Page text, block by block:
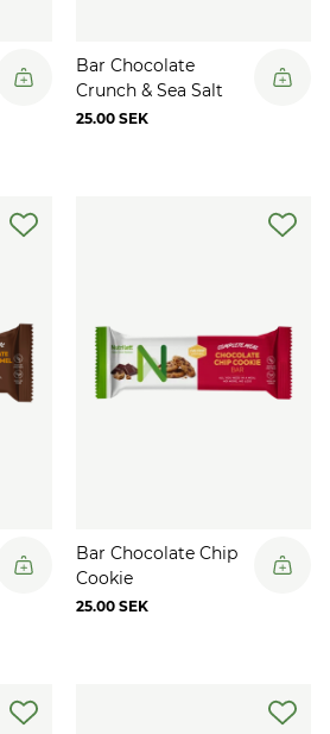
Bar Chocolate
Crunch & Sea Salt
25.00 SEK
Bar Chocolate Chip
Cookie
25.00 SEK